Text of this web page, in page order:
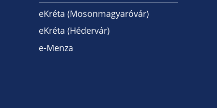
eKréta (Mosonmagyaróvár)
eKréta (Hédervár)
e-Menza